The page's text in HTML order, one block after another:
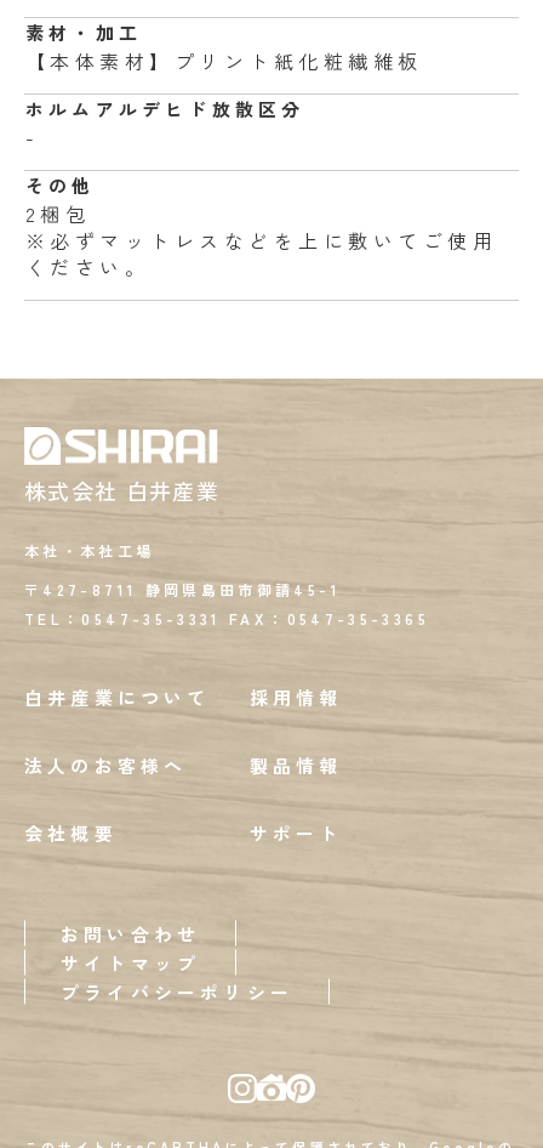
素材・加工
【本体素材】プリント紙化粧繊維板
ホルムアルデヒド 放散区分
-
その他
2梱包
※必ずマットレスなどを上に敷いてご使用
ください。
株式会社 白井産業
本社・本社工場
〒427-8711 静岡県島田市御請45-1
TEL：0547-35-3331
FAX： 0547-35-3365
白井産業について
法人のお客様へ
会社概要
採用情報
製品情報
サポート
お問い合わせ
サイトマップ
プライバシーポリシー